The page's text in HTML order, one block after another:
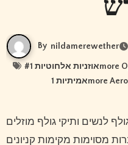
By nildamerewether
#
מסוימות מקימות קניונים